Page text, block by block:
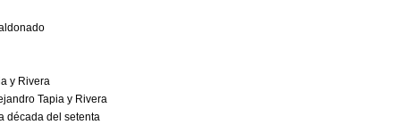
y Rivera
Tapia y Rivera
década del setenta